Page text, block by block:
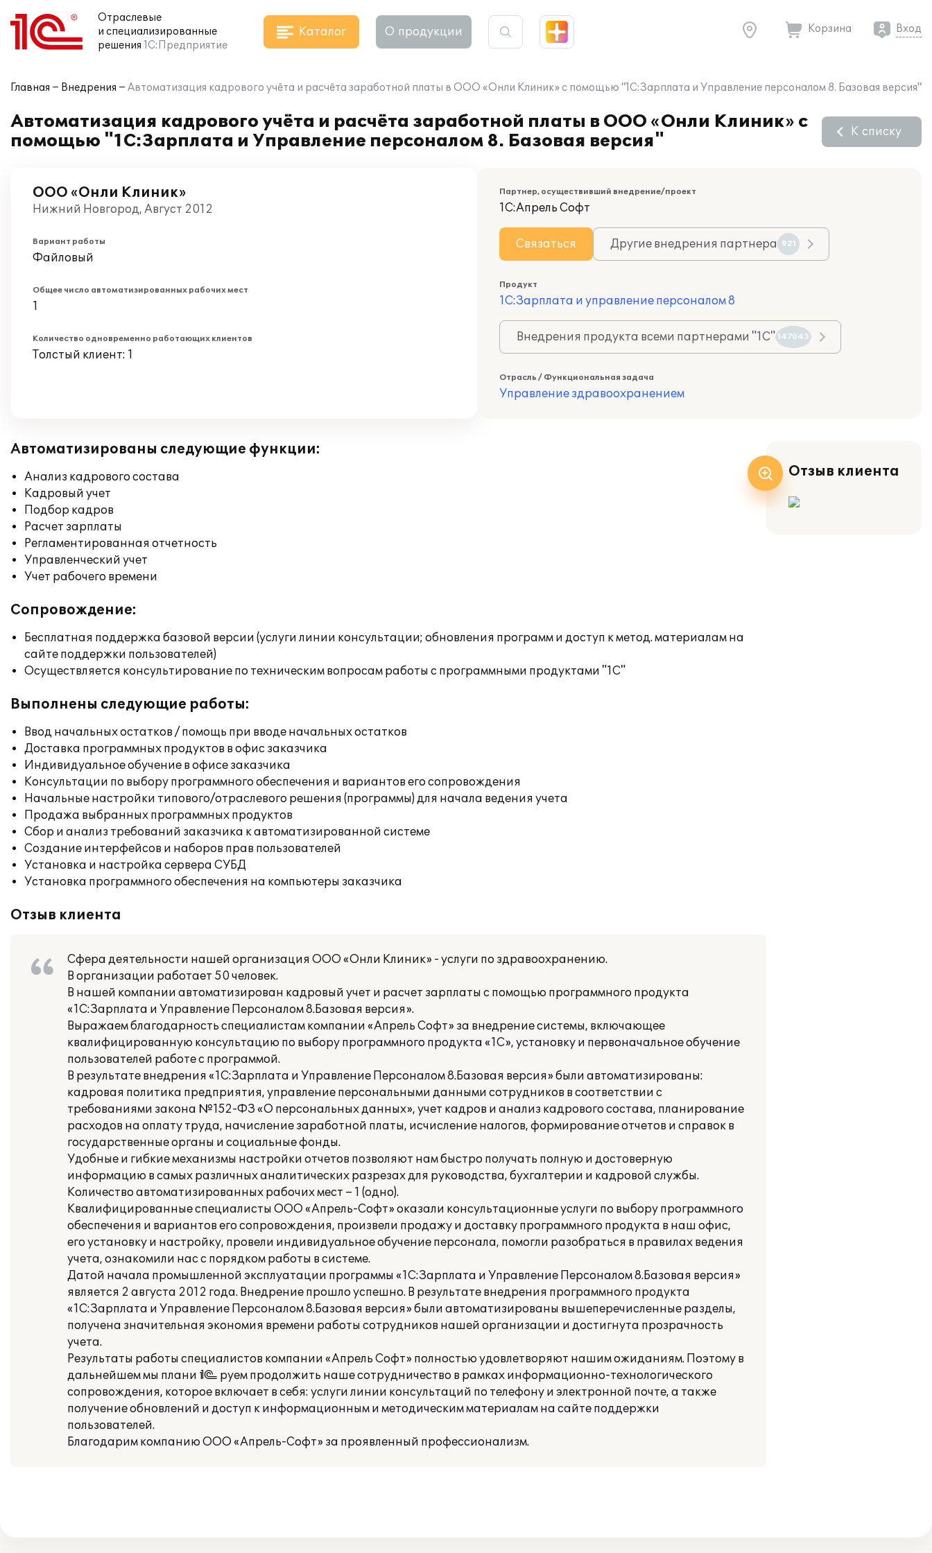
Отраслевые
и специализированные
решения 1С:Предприятие
Каталог О продукции Корзина Вход
Главная Внедрения Автоматизация кадрового учёта и расчёта заработной платы в ООО «Онли Клиник» с помощью "1С:Зарплата и Управление персоналом 8. Базовая версия"
Автоматизация кадрового учёта и расчёта заработной платы в ООО «Онли Клиник» с
помощью "1С:Зарплата и Управление персоналом 8. Базовая версия"
К списку
ООО «Онли Клиник»
Нижний Новгород, Август 2012
Вариант работы
Файловый
Общее число автоматизированных рабочих мест
1
Количество одновременно работающих клиентов
Толстый клиент: 1
Партнер, осуществивший внедрение/проект
1С:Апрель Софт
Связаться Другие внедрения партнера 921
Продукт
1С:Зарплата и управление персоналом 8
Внедрения продукта всеми партнерами "1С" 147043
Отрасль / Функциональная задача
Управление здравоохранением
Автоматизированы следующие функции:
Анализ кадрового состава
Кадровый учет
Подбор кадров
Расчет зарплаты
Регламентированная отчетность
Управленческий учет
Учет рабочего времени
Сопровождение:
Бесплатная поддержка базовой версии (услуги линии консультации; обновления программ и доступ к метод. материалам на
сайте поддержки пользователей)
Осуществляется консультирование по техническим вопросам работы с программными продуктами "1С"
Выполнены следующие работы:
Ввод начальных остатков / помощь при вводе начальных остатков
Доставка программных продуктов в офис заказчика
Индивидуальное обучение в офисе заказчика
Консультации по выбору программного обеспечения и вариантов его сопровождения
Начальные настройки типового/отраслевого решения (программы) для начала ведения учета
Продажа выбранных программных продуктов
Сбор и анализ требований заказчика к автоматизированной системе
Создание интерфейсов и наборов прав пользователей
Установка и настройка сервера СУБД
Установка программного обеспечения на компьютеры заказчика
Отзыв клиента
Сфера деятельности нашей организация ООО «Онли Клиник» - услуги по здравоохранению.
В организации работает 50 человек.
В нашей компании автоматизирован кадровый учет и расчет зарплаты с помощью программного продукта
«1С:Зарплата и Управление Персоналом 8.Базовая версия».
Выражаем благодарность специалистам компании «Апрель Софт» за внедрение системы, включающее
квалифицированную консультацию по выбору программного продукта «1С», установку и первоначальное обучение
пользователей работе с программой.
В результате внедрения «1С:Зарплата и Управление Персоналом 8.Базовая версия» были автоматизированы:
кадровая политика предприятия, управление персональными данными сотрудников в соответствии с
требованиями закона №152-ФЗ «О персональных данных», учет кадров и анализ кадрового состава, планирование
расходов на оплату труда, начисление заработной платы, исчисление налогов, формирование отчетов и справок в
государственные органы и социальные фонды.
Удобные и гибкие механизмы настройки отчетов позволяют нам быстро получать полную и достоверную
информацию в самых различных аналитических разрезах для руководства, бухгалтерии и кадровой службы.
Количество автоматизированных рабочих мест – 1 (одно).
Квалифицированные специалисты ООО «Апрель-Софт» оказали консультационные услуги по выбору программного
обеспечения и вариантов его сопровождения, произвели продажу и доставку программного продукта в наш офис,
его установку и настройку, провели индивидуальное обучение персонала, помогли разобраться в правилах ведения
учета, ознакомили нас с порядком работы в системе.
Датой начала промышленной эксплуатации программы «1С:Зарплата и Управление Персоналом 8.Базовая версия»
является 2 августа 2012 года. Внедрение прошло успешно. В результате внедрения программного продукта
«1С:Зарплата и Управление Персоналом 8.Базовая версия» были автоматизированы вышеперечисленные разделы,
получена значительная экономия времени работы сотрудников нашей организации и достигнута прозрачность
учета.
Результаты работы специалистов компании «Апрель Софт» полностью удовлетворяют нашим ожиданиям. Поэтому в
дальнейшем мы плани¬руем продолжить наше сотрудничество в рамках информационно-технологического
сопровождения, которое включает в себя: услуги линии консультаций по телефону и электронной почте, а также
получение обновлений и доступ к информационным и методическим материалам на сайте поддержки
пользователей.
Благодарим компанию ООО «Апрель-Софт» за проявленный профессионализм.
Отзыв клиента